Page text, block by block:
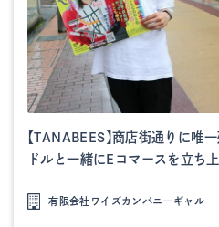
【TANABEES】商店街通りに唯
ドルと一緒にEコマースを立ち上
有限会社ワイズカンパニーギャル